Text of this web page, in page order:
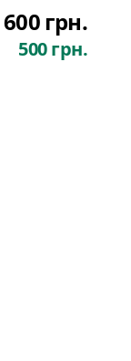
600 грн.
500 грн.